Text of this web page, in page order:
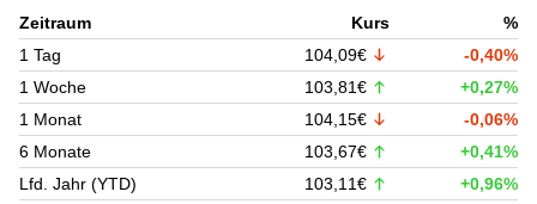
Zeitraum Kurs
%
1 Tag
104,09€
-0,40%
1 Woche
103,81€
+0,27%
1 Monat
104,15€
-0,06%
6 Monate
103,67€
+0,41%
Lfd. Jahr (YTD)
103,11€
+0,96%